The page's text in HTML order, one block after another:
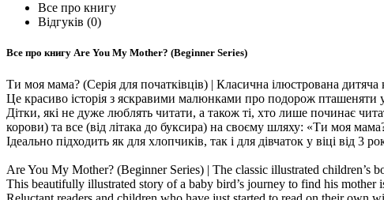
Все про книгу
Відгуків (0)
Все про книгу Are You My Mother? (Beginner Series)
Ти моя мама? (Серія для початківців) | Класична ілюстрована
Це красиво історія з яскравими малюнками про подорож пташеняти
Дітки, які не дуже люблять читати, а також ті, хто лише починає
корови) та все (від літака до буксира) на своєму шляху: «Ти моя
Ідеально підходить як для хлопчиків, так і для дівчаток у віці від 3
Are You My Mother? (Beginner Series) | The classic illustrated children’s
This beautifully illustrated story of a baby bird’s journey to find his mother